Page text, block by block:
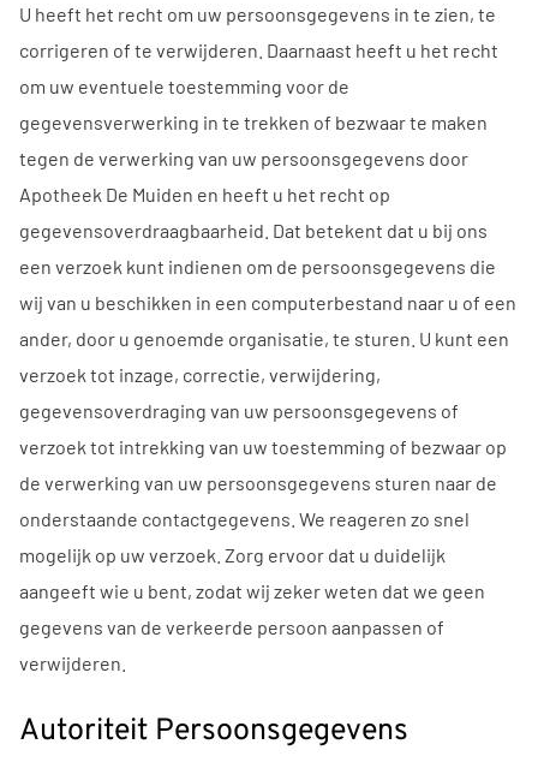
U heeft het recht om uw persoonsgegevens in te zien, te
corrigeren of te verwijderen. Daarnaast heeft u het recht
om uw eventuele toestemming voor de
gegevensverwerking in te trekken of bezwaar te maken
tegen de verwerking van uw persoonsgegevens door
Apotheek De Muiden en heeft u het recht op
gegevensoverdraagbaarheid. Dat betekent dat u bij ons
een verzoek kunt indienen om de persoonsgegevens die
wij van u beschikken in een computerbestand naar u of een
ander, door u genoemde organisatie, te sturen. U kunt een
verzoek tot inzage, correctie, verwijdering,
gegevensoverdraging van uw persoonsgegevens of
verzoek tot intrekking van uw toestemming of bezwaar op
de verwerking van uw persoonsgegevens sturen naar de
onderstaande contactgegevens. We reageren zo snel
mogelijk op uw verzoek. Zorg ervoor dat u duidelijk
aangeeft wie u bent, zodat wij zeker weten dat we geen
gegevens van de verkeerde persoon aanpassen of
verwijderen.
Autoriteit Persoonsgegevens